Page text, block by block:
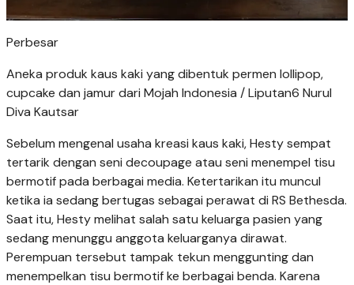
Perbesar
Aneka produk kaus kaki yang dibentuk permen lollipop,
cupcake dan jamur dari Mojah Indonesia / Liputan6 Nurul
Diva Kautsar
Sebelum mengenal usaha kreasi kaus kaki, Hesty sempat
tertarik dengan seni decoupage atau seni menempel tisu
bermotif pada berbagai media. Ketertarikan itu muncul
ketika ia sedang bertugas sebagai perawat di RS Bethesda.
Saat itu, Hesty melihat salah satu keluarga pasien yang
sedang menunggu anggota keluarganya dirawat.
Perempuan tersebut tampak tekun menggunting dan
menempelkan tisu bermotif ke berbagai benda. Karena